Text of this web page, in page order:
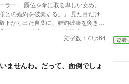
ラー 爵位を傘に取る卑しい女め、
婚約を破棄する。」 見た目だけ
下から出た言葉に、婚約破棄を突きつ
……どなたのこと
文字数：73,564 恋愛
ませんわ。だって、面倒でしょ